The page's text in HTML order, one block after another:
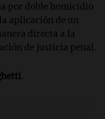
por doble homicidio
aplicación de un
directa a la
de justicia penal.
.